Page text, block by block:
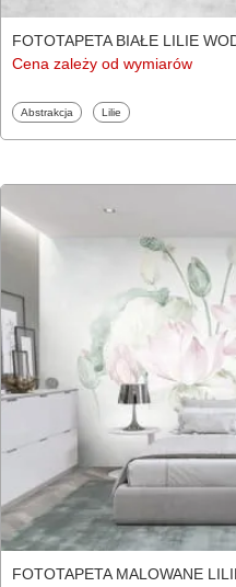
FOTOTAPETA BIAŁE LILIE
Cena zależy od wymiarów
Fototapety
Abstrakcja Fototapety
Lilie
FOTOTAPETA MALOWANE